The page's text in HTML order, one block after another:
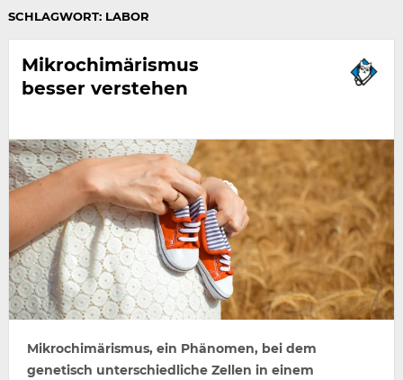
SCHLAGWORT: LABOR
Mikrochimärismus
besser verstehen
Mikrochimärismus, ein Phänomen, bei dem
genetisch unterschiedliche Zellen in einem